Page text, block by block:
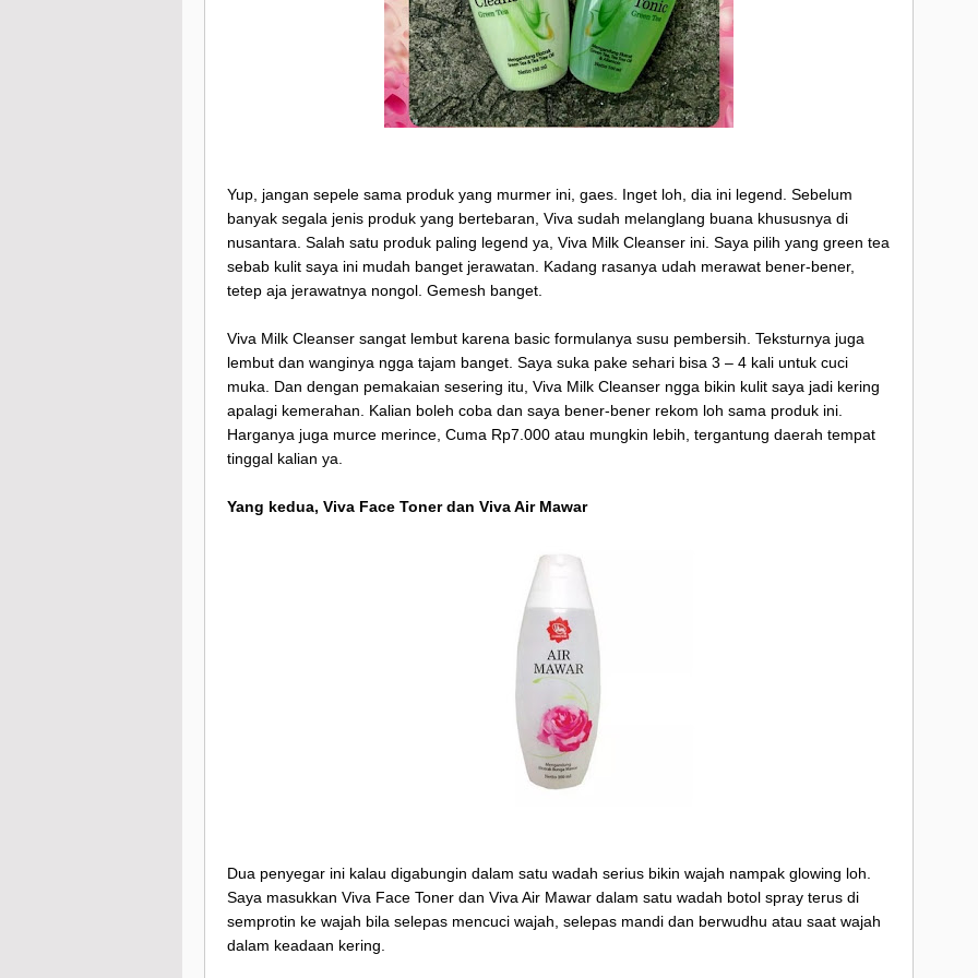
Yup, jangan sepele sama produk yang murmer ini, gaes. Inget loh, dia ini legend. Sebelum
banyak segala jenis produk yang bertebaran, Viva sudah melanglang buana khususnya di
nusantara. Salah satu produk paling legend ya, Viva Milk Cleanser ini. Saya pilih yang green tea
sebab kulit saya ini mudah banget jerawatan. Kadang rasanya udah merawat bener-bener,
tetep aja jerawatnya nongol. Gemesh banget.
Viva Milk Cleanser sangat lembut karena basic formulanya susu pembersih. Teksturnya juga
lembut dan wanginya ngga tajam banget. Saya suka pake sehari bisa 3 – 4 kali untuk cuci
muka. Dan dengan pemakaian sesering itu, Viva Milk Cleanser ngga bikin kulit saya jadi kering
apalagi kemerahan. Kalian boleh coba dan saya bener-bener rekom loh sama produk ini.
Harganya juga murce merince, Cuma Rp7.000 atau mungkin lebih, tergantung daerah tempat
tinggal kalian ya.
Yang kedua, Viva Face Toner dan Viva Air Mawar
Dua penyegar ini kalau digabungin dalam satu wadah serius bikin wajah nampak glowing loh.
Saya masukkan Viva Face Toner dan Viva Air Mawar dalam satu wadah botol spray terus di
semprotin ke wajah bila selepas mencuci wajah, selepas mandi dan berwudhu atau saat wajah
dalam keadaan kering.